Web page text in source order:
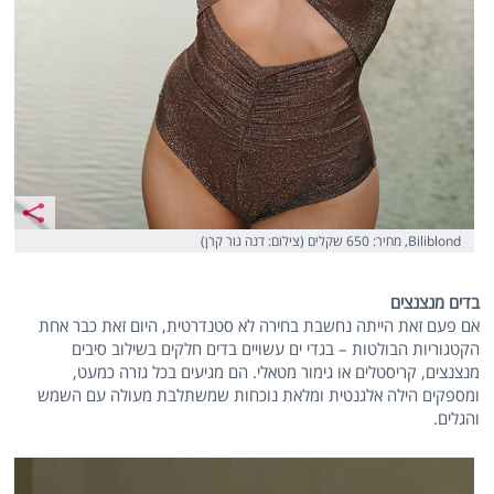
Biliblond, מחיר: 650 שקלים (צילום: דנה גור קרן)
בדים מנצנצים
אם פעם זאת הייתה נחשבת בחירה לא סטנדרטית, היום זאת כבר אחת
הקטגוריות הבולטות – בגדי ים עשויים בדים חלקים בשילוב סיבים
מנצנצים, קריסטלים או גימור מטאלי. הם מגיעים בכל גזרה כמעט,
ומספקים הילה אלגנטית ומלאת נוכחות שמשתלבת מעולה עם השמש
והגלים.